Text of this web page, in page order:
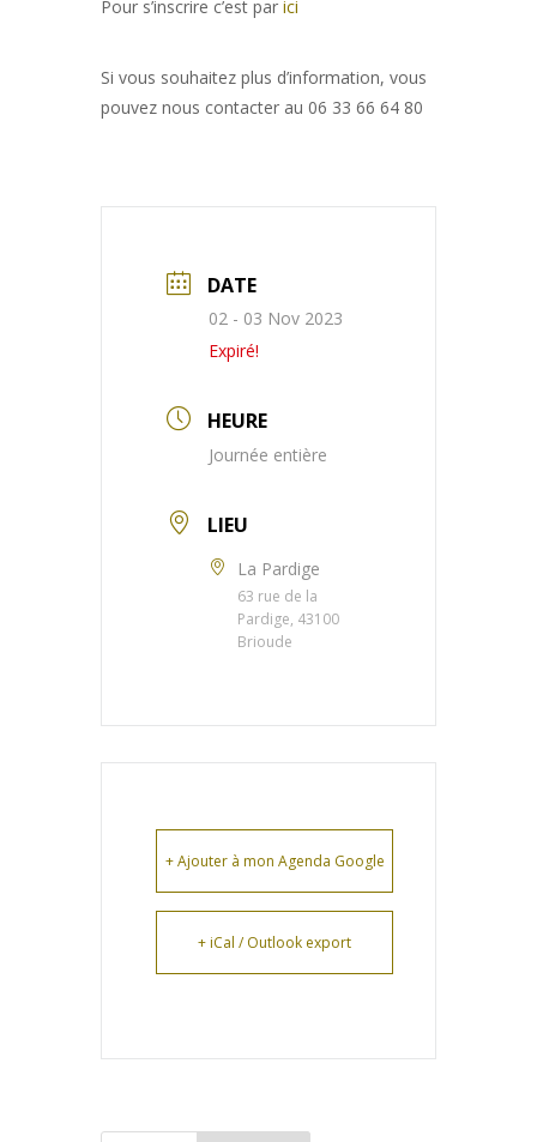
Pour s’inscrire c’est par ici
Si vous souhaitez plus d’information, vous
pouvez nous contacter au 06 33 66 64 80
DATE
02 - 03 Nov 2023
Expiré!
HEURE
Journée entière
LIEU
La Pardige
63 rue de la
Pardige, 43100
Brioude
+ Ajouter à mon Agenda Google
+ iCal / Outlook export